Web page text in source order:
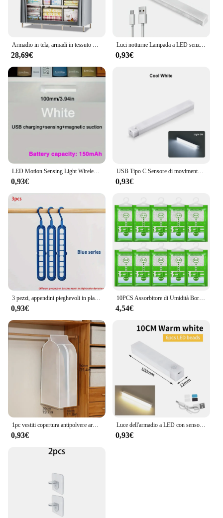
28,69€
Luci notturne Lampada a LED senza fili Sensore di movimento USB ricaricabile magnetico per armadio Camera Armadio Cucina Corridoio Lampadina rilevatore di tubi
0,93€
LED Motion Sensing Light Wireless USB ricaricabile Motion Detection adatto per armadio da cucina corridoio e luci per scale
0,93€
USB Tipo C Sensore di movimento ricaricabile Barra LED Luce notturna a induzione portatile per cucina Comodino Guardaroba Armadio Corridoio
0,93€
3 pezzi, appendini pieghevoli in plastica a 9 fori, appendiabiti salvaspazio per impieghi gravosi, per camera, armadio, armadio, casa e Dor
0,93€
10PCS Assorbitore di Umidità Borsa Appesa Antimuffa Guardaroba Borse Antiumidità Sacchetto Asciutto Deumidificazione per Armadio Essiccante Interno
4,54€
1pc vestiti copertura antipolvere armadio finestra appesa copertura antipolvere copertura per abbigliamento panno copertura per abbigliamento per la casa borsa per vestiti appesa
0,93€
Luce dell'armadio a LED con sensore di movimento ricaricabile USB per la casa corridoio scale armadio cucina camera da letto lampada da notte Wireless a induzione
0,93€